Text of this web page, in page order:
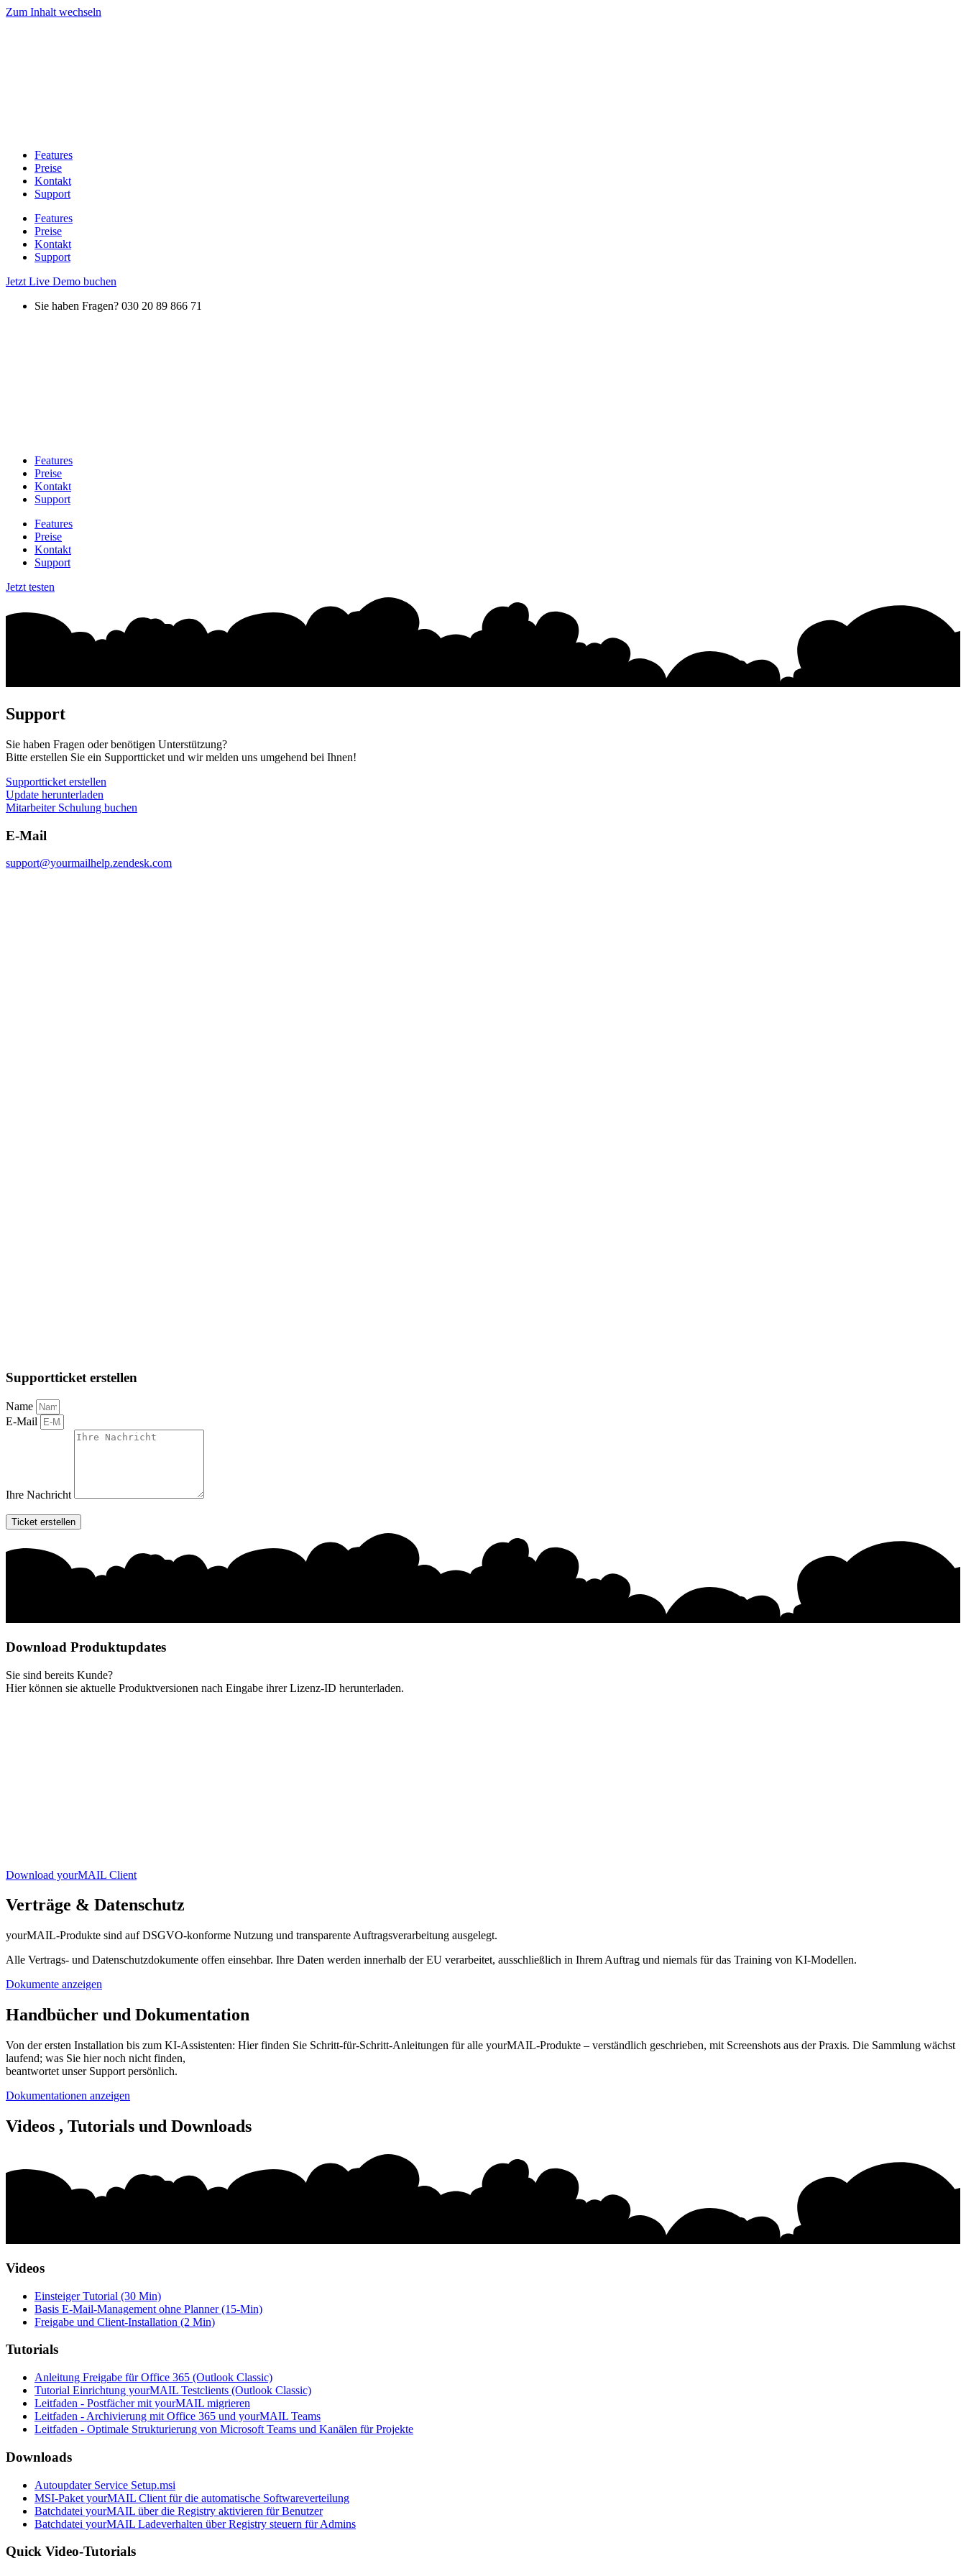
Zum Inhalt wechseln
Features
Preise
Kontakt
Support
Features
Preise
Kontakt
Support
Jetzt Live Demo buchen
Sie haben Fragen? 030 20 89 866 71
Features
Preise
Kontakt
Support
Features
Preise
Kontakt
Support
Jetzt testen
Support
Sie haben Fragen oder benötigen Unterstützung?
Bitte erstellen Sie ein Supportticket und wir melden uns umgehend bei Ihnen!
Supportticket erstellen
Update herunterladen
Mitarbeiter Schulung buchen
E-Mail
support@yourmailhelp.zendesk.com
Supportticket erstellen
Name
E-Mail
Ihre Nachricht
Ticket erstellen
Download Produktupdates
Sie sind bereits Kunde?
Hier können sie aktuelle Produktversionen nach Eingabe ihrer Lizenz-ID herunterladen.
Download yourMAIL Client
Verträge & Datenschutz
yourMAIL-Produkte sind aufDSGVO-konforme Nutzung und transparente Auftragsverarbeitung ausgelegt.
Alle Vertrags- und Datenschutzdokumente offen einsehbar. Ihre Daten werden innerhalb der EU verarbeitet, ausschließlich in Ihrem Auftrag und niemals für das Training von KI-Modellen.
Dokumente anzeigen
Handbücher und Dokumentation
Von der ersten Installation bis zum KI-Assistenten: Hier finden Sie Schritt-für-Schritt-Anleitungen für alle yourMAIL-Produkte – verständlich geschrieben, mit Screenshots aus der Praxis. Die Sammlung wächst
laufend; was Sie hier noch nicht finden,
beantwortet unser Support persönlich.
Dokumentationen anzeigen
Videos , Tutorials und Downloads
Videos
Einsteiger Tutorial (30 Min)
Basis E-Mail-Management ohne Planner (15-Min)
Freigabe und Client-Installation (2 Min)
Tutorials
Anleitung Freigabe für Office 365 (Outlook Classic)
Tutorial Einrichtung yourMAIL Testclients (Outlook Classic)
Leitfaden - Postfächer mit yourMAIL migrieren
Leitfaden - Archivierung mit Office 365 und yourMAIL Teams
Leitfaden - Optimale Strukturierung von Microsoft Teams und Kanälen für Projekte
Downloads
Autoupdater Service Setup.msi
MSI-Paket yourMAIL Client für die automatische Softwareverteilung
Batchdatei yourMAIL über die Registry aktivieren für Benutzer
Batchdatei yourMAIL Ladeverhalten über Registry steuern für Admins
Quick Video-Tutorials